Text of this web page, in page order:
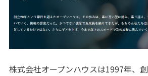
株式会社オープンハウスは1997年、